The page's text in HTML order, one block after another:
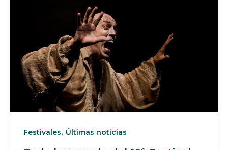
Festivales, Últimas noticias